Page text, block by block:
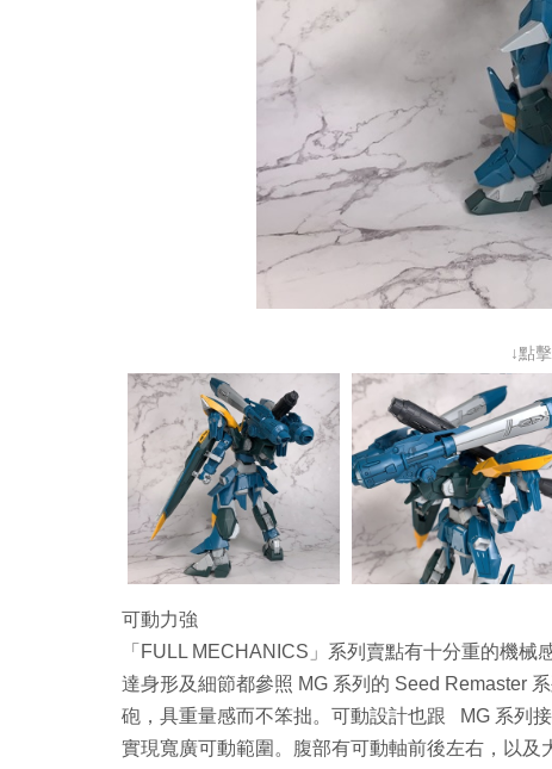
↓點
可動力強
「FULL MECHANICS」系列賣點有十分重的機
達身形及細節都參照 MG 系列的 Seed Remaster
砲，具重量感而不笨拙。可動設計也跟 MG 系列
實現寬廣可動範圍。腹部有可動軸前後左右，以